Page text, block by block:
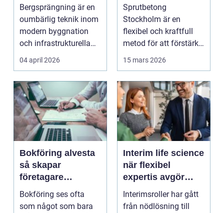
infrastruktur
Bergsprängning är en
oumbärlig teknik inom
modern byggnation
och infrastrukturella
fr...
04 april 2026
Sprutbetong
Stockholm är en
flexibel och kraftfull
metod för att förstärka
berg,...
15 mars 2026
Bokföring alvesta
så skapar
företagare
trygghet och
kontroll i vardagen
Bokföring ses ofta
som något som bara
Interim life science
när flexibel
expertis avgör
takten
Interimsroller har gått
från nödlösning till